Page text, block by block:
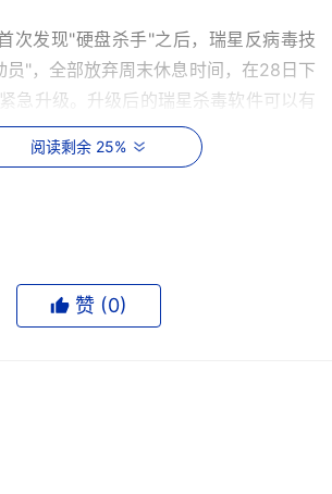
发现"硬盘杀手"之后，瑞星反病毒技
员"，全部放弃周末休息时间，在28日下
急升级。升级后的瑞星杀毒软件可以有
其变种，请瑞星用户迅速登陆瑞星网站
补丁程序：
technet/security/bulletin/
的杀毒软件的用户，一旦启动机器时
马上关机，不要再作任何操作，然后尽
阅读剩余 25%
赞 (0)